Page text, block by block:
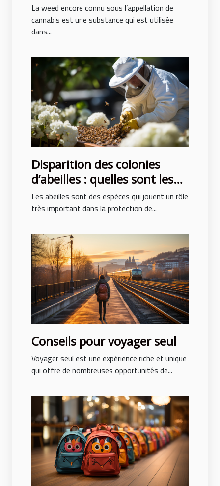
La weed encore connu sous l’appellation de
cannabis est une substance qui est utilisée
dans...
Disparition des colonies
d’abeilles : quelles sont les
causes ?
Les abeilles sont des espèces qui jouent un rôle
très important dans la protection de...
Conseils pour voyager seul
Voyager seul est une expérience riche et unique
qui offre de nombreuses opportunités de...